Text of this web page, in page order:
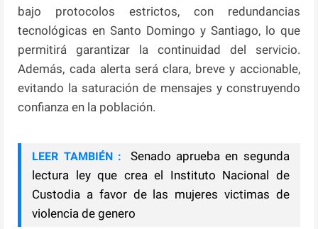
bajo protocolos estrictos, con redundancias
tecnológicas en Santo Domingo y Santiago, lo que
permitirá garantizar la continuidad del servicio.
Además, cada alerta será clara, breve y accionable,
evitando la saturación de mensajes y construyendo
confianza en la población.
LEER TAMBIÉN :
Senado aprueba en segunda
lectura ley que crea el Instituto Nacional de
Custodia a favor de las mujeres victimas de
violencia de genero